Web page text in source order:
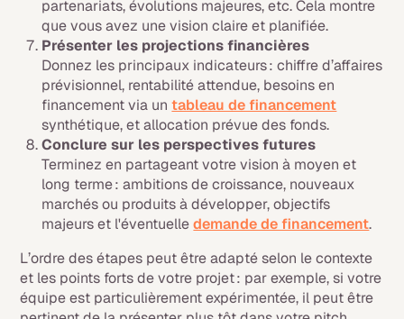
partenariats, évolutions majeures, etc. Cela montre
que vous avez une vision claire et planifiée.
Présenter les projections financières
Donnez les principaux indicateurs : chiffre d’affaires
prévisionnel, rentabilité attendue, besoins en
financement via untableau de financement
synthétique, et allocation prévue des fonds.
Conclure sur les perspectives futures
Terminez en partageant votre vision à moyen et
long terme : ambitions de croissance, nouveaux
marchés ou produits à développer, objectifs
majeurs et l'éventuelledemande de financement.
L’ordre des étapes peut être adapté selon le contexte
et les points forts de votre projet : par exemple, si votre
équipe est particulièrement expérimentée, il peut être